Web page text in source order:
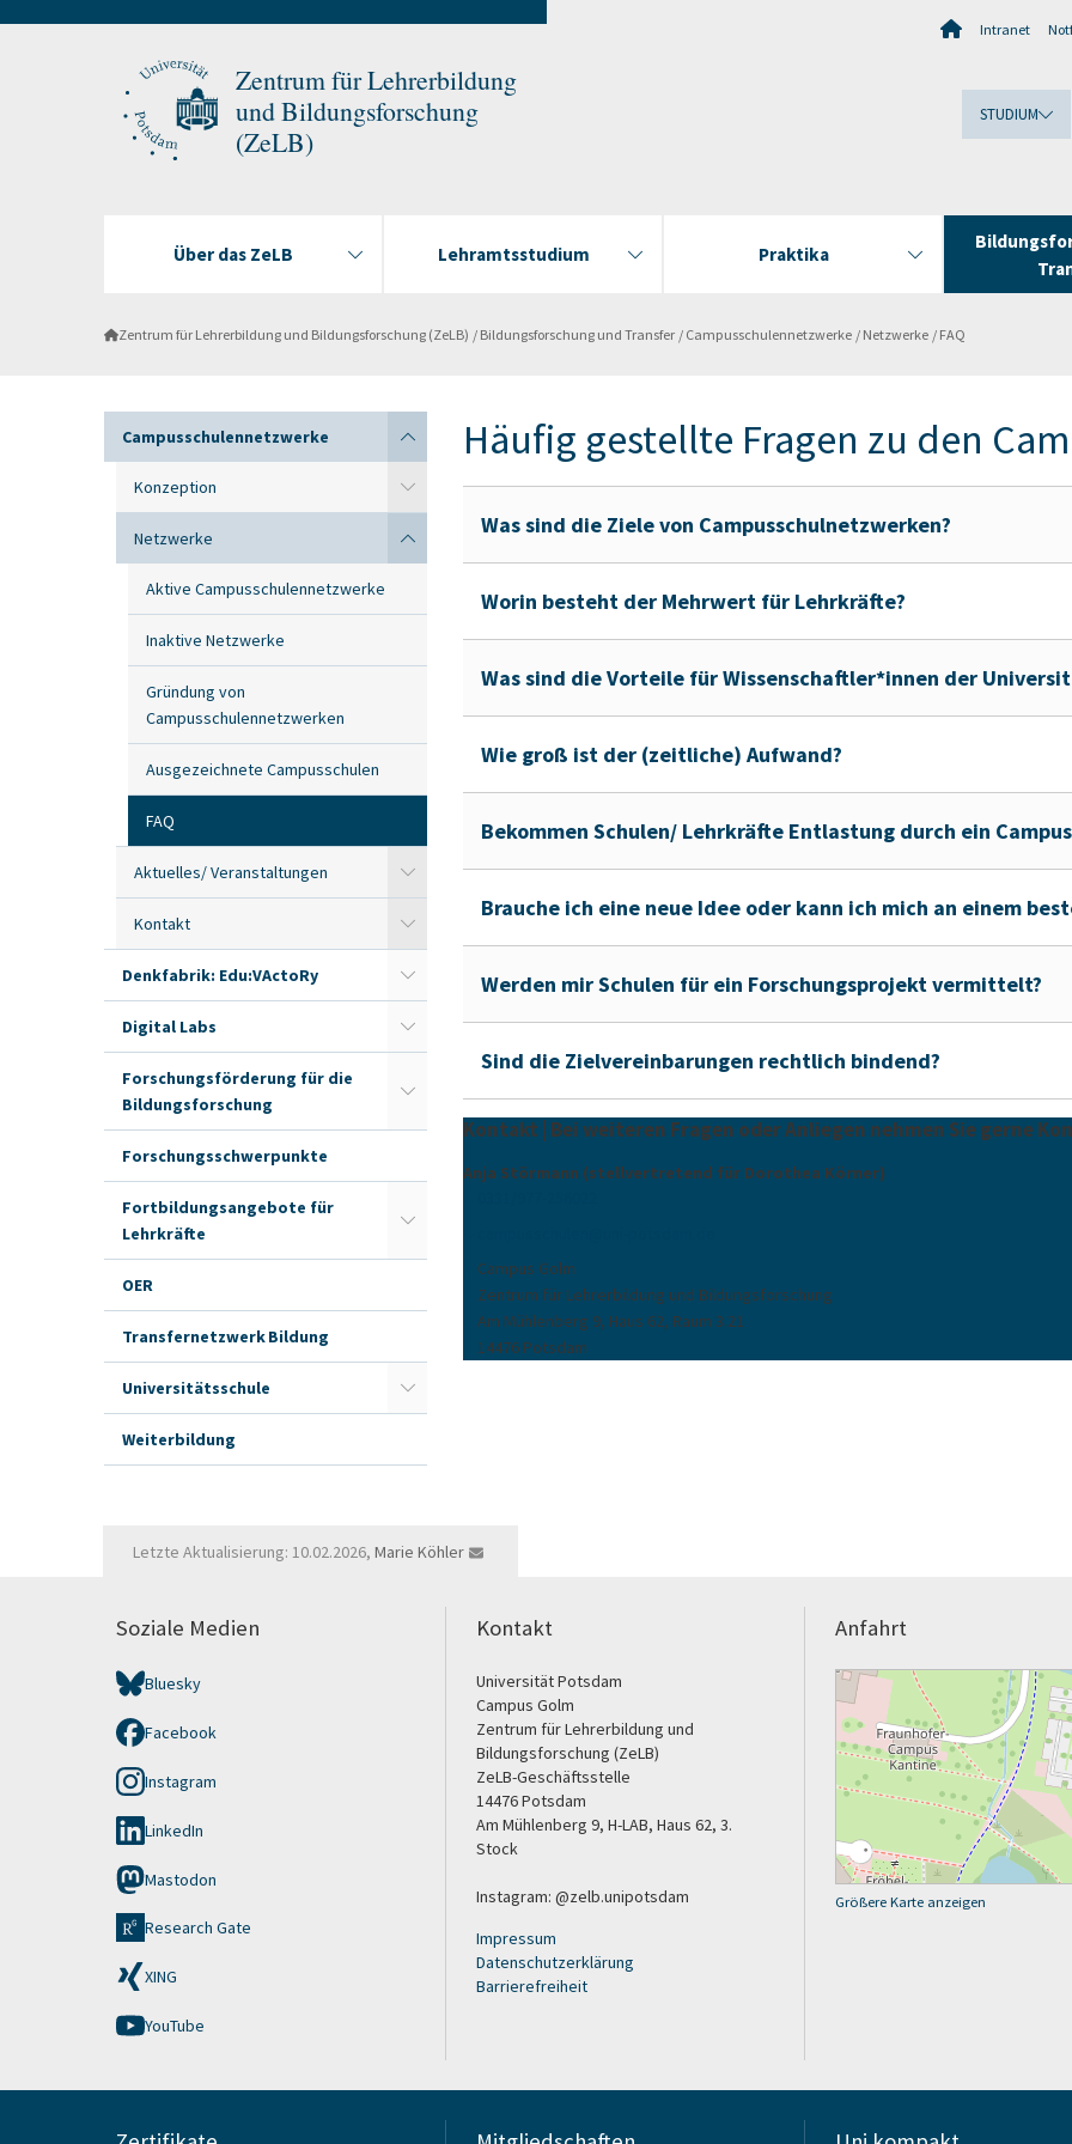
Zentrum für Lehrerbildung
und Bildungsforschung
(ZeLB)
Intranet
STUDIUM
Über das ZeLB Lehramtsstudium Praktika
Zentrum für Lehrerbildung und Bildungsforschung (ZeLB) Bildungsforschung und Transfer Campusschulennetzwerke Netzwerke FAQ
Campusschulennetzwerke
Konzeption
Netzwerke
Aktive Campusschulennetzwerke
Inaktive Netzwerke
Gründung von
Campusschulennetzwerken
Ausgezeichnete Campusschulen
FAQ
Aktuelles/ Veranstaltungen
Kontakt
Denkfabrik: Edu:VActoRy
Digital Labs
Forschungsförderung für die
Bildungsforschung
Forschungsschwerpunkte
Fortbildungsangebote für
Lehrkräfte
OER
Transfernetzwerk Bildung
Universitätsschule
Weiterbildung
Häufig gestellte Fragen zu den
Was sind die Ziele von Campusschulnetzwerken?
Worin besteht der Mehrwert für Lehrkräfte?
Was sind die Vorteile für Wissenschaftler*innen der
Wie groß ist der (zeitliche) Aufwand?
Bekommen Schulen/ Lehrkräfte Entlastung durch ein
Brauche ich eine neue Idee oder kann ich mich an einem
Werden mir Schulen für ein Forschungsprojekt vermittelt?
Sind die Zielvereinbarungen rechtlich bindend?
Kontakt | Bei weiteren Fragen oder Anliegen nehmen Sie gerne
Anja Störmann (stellvertretend für Dorothea Körner)
Campus Golm
Zentrum für Lehrerbildung und Bildungsforschung
Am Mühlenberg 9, Haus 62, Raum 3.21
14476 Potsdam
Letzte Aktualisierung: 10.02.2026,Marie Köhler
Soziale Medien
Bluesky
Facebook
Instagram
LinkedIn
Mastodon
Research Gate
XING
YouTube
Kontakt
Universität Potsdam
Campus Golm
Zentrum für Lehrerbildung und
Bildungsforschung (ZeLB)
ZeLB-Geschäftsstelle
14476 Potsdam
Am Mühlenberg 9, H-LAB, Haus 62, 3.
Stock
Instagram: @zelb.unipotsdam
Impressum
Datenschutzerklärung
Barrierefreiheit
Anfahrt
Größere Karte anzeigen